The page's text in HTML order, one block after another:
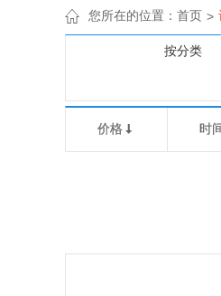
 您所在的位置： 首页 >
按分类
价格 时